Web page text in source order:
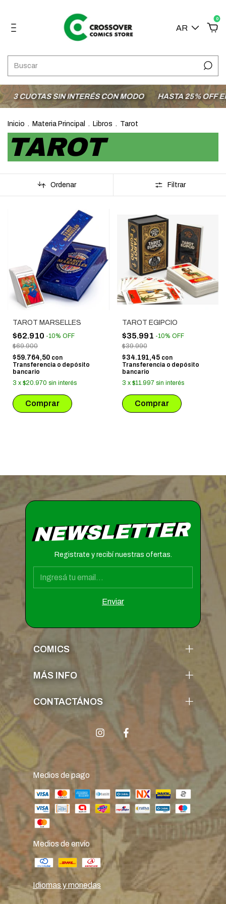
AR
0
3 CUOTAS SIN INTERÉS CON MODO HASTA 25% OFF EN
Inicio . Materia Principal . Libros . Tarot
TAROT
Ordenar Filtrar
TAROT MARSELLES
$62.910 -10% OFF
$69.900
$59.764,50 con
Transferencia o depósito
bancario
3 x $20.970 sin interés
TAROT EGIPCIO
$35.991 -10% OFF
$39.990
$34.191,45 con
Transferencia o depósito
bancario
3 x $11.997 sin interés
NEWSLETTER
Registrate y recibí nuestras ofertas.
COMICS
MÁS INFO
CONTACTÁNOS
Medios de pago
Medios de envío
Idiomas y monedas